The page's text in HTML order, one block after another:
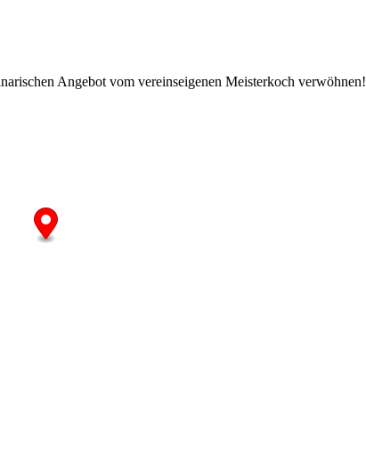
Angebot vom vereinseigenen Meisterkoch verwöhnen!